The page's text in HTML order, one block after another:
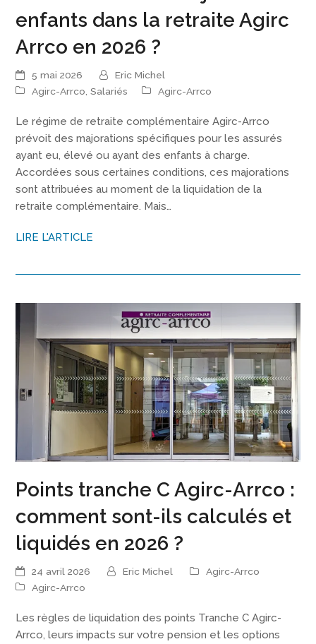
enfants dans la retraite Agirc
Arrco en 2026 ?
5 mai 2026
Eric Michel
Agirc-Arrco ,Salariés Agirc-Arrco
Le régime de retraite complémentaire Agirc-Arrco
prévoit des majorations spécifiques pour les assurés
ayant eu, élevé ou ayant des enfants à charge.
Accordées sous certaines conditions, ces majorations
sont attribuées au moment de la liquidation de la
retraite complémentaire. Mais…
LIRE L'ARTICLE
Points tranche C Agirc-Arrco :
comment sont-ils calculés et
liquidés en 2026 ?
24 avril 2026 Eric Michel
Agirc-Arrco
Agirc-Arrco
Les règles de liquidation des points Tranche C Agirc-
Arrco, leurs impacts sur votre pension et les options